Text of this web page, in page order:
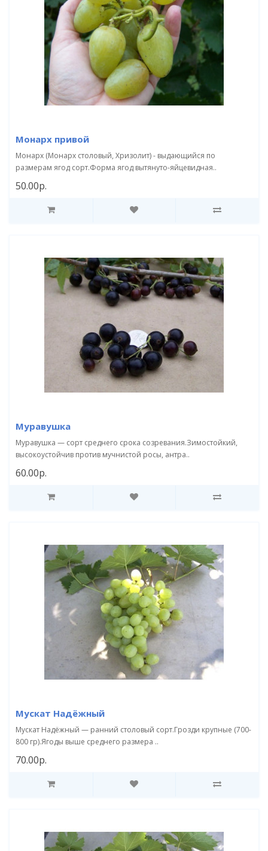
Монарх привой
Монарх (Монарх столовый, Хризолит) - выдающийся по
размерам ягод сорт.Форма ягод вытянуто-яйцевидная..
50.00р.
Муравушка
Муравушка — сорт среднего срока созревания.Зимостойкий,
высокоустойчив против мучнистой росы, антра..
60.00р.
Мускат Надёжный
Мускат Надёжный — ранний столовый сорт.Грозди крупные (700-
800 гр).Ягоды выше среднего размера ..
70.00р.